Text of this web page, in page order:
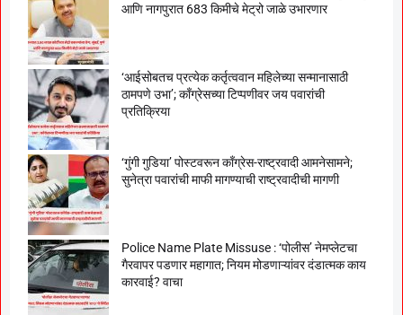
आणि नागपुरात 683 किमीचे मेट्रो जाळे उभारणार
‘आईसोबतच प्रत्येक कर्तृत्ववान महिलेच्या सन्मानासाठी
ठामपणे उभा’; काँग्रेसच्या टिप्पणीवर जय पवारांची
प्रतिक्रिया
‘गुंगी गुडिया’ पोस्टवरून काँग्रेस-राष्ट्रवादी आमनेसामने;
सुनेत्रा पवारांची माफी मागण्याची राष्ट्रवादीची मागणी
Police Name Plate Missuse : ‘पोलीस’ नेमप्लेटचा
गैरवापर पडणार महागात; नियम मोडणाऱ्यांवर दंडात्मक काय
कारवाई? वाचा